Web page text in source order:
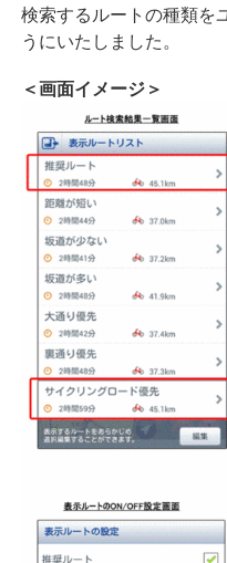
検索するルートの種類を
うにいたしました。
＜画面イメージ＞